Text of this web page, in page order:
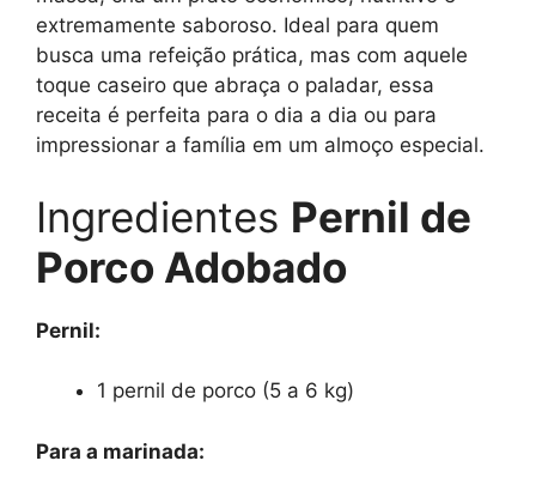
extremamente saboroso. Ideal para quem
busca uma refeição prática, mas com aquele
toque caseiro que abraça o paladar, essa
receita é perfeita para o dia a dia ou para
impressionar a família em um almoço especial.
Ingredientes Pernil de
Porco Adobado
Pernil:
1 pernil de porco (5 a 6 kg)
Para a marinada: